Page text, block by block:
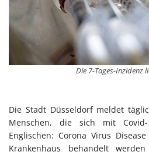
Die 7-Tages-Inzidenz
Die Stadt Düsseldorf meldet
Menschen, die sich mit
Englischen: Corona Virus
Krankenhaus behandelt